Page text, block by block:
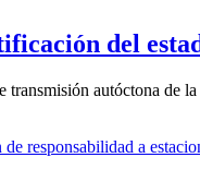
del
transmisión autóctona de la